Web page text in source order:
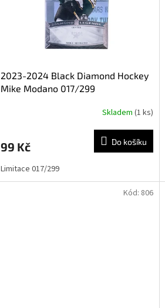
2023-2024 Black Diamond Hockey
Mike Modano 017/299
Skladem (1 ks)
99 Kč Do košíku
Limitace 017/299
Kód: 806